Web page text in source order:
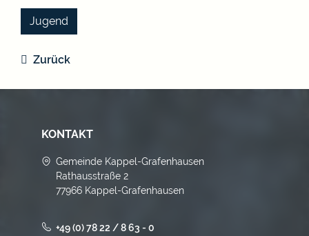
Jugend
Zurück
KONTAKT
Gemeinde Kappel-Grafenhausen
Rathausstraße 2
77966 Kappel-Grafenhausen
+49 (0) 78 22 / 8 63 - 0